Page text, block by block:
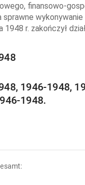
finansowo-
sprawne
1948 r. zakończył
1946-1948,
1948.